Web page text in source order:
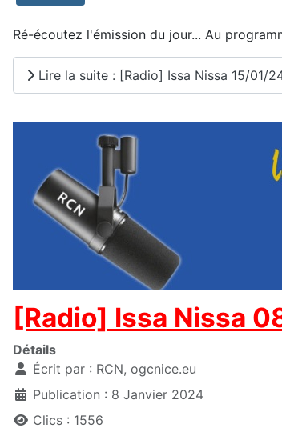
Ré-écoutez l'émission du jour... Au
Lire la suite : [Radio] Issa Nissa 15/01/
[Radio] Issa Nissa
Détails
Écrit par : RCN, ogcnice.eu
Publication : 8 Janvier 2024
Clics : 1556